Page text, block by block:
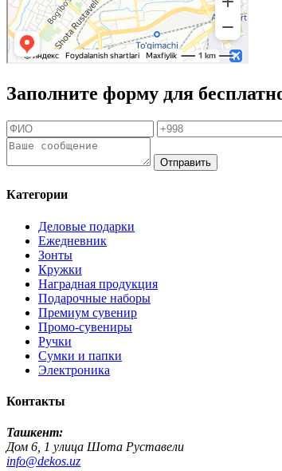
Заполните форму для
Отправить
Категории
Деловые подарки
Ежедневник
Зонты
Кружки
Наградная продукция
Подарочные наборы
Премиум сувенир
Промо-сувениры
Ручки
Сумки и папки
Электроника
Контакты
Ташкент:
Дом 6, 1 улица Шота Руставели
info@dekos.uz